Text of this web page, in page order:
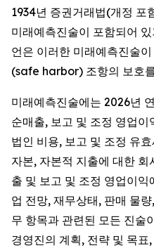
1934년 증권거래법(개정 포
미래예측진술이 포함되어
언은 이러한 미래예측진술
(safe harbor) 조항의 보호
미래예측진술에는 2026년
순매출, 보고 및 조정 영업
법인 비용, 보고 및 조정 유
자본, 자본적 지출에 대한
출 및 보고 및 조정 영업이
업 전망, 재무상태, 판매 물
무 항목과 관련된 모든 진술
경영진의 계획, 전략 및 목표